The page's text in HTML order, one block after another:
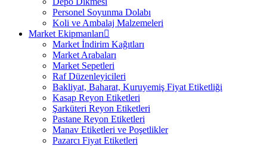
Personel Soyunma Dolabı
Koli ve Ambalaj Malzemeleri
Market Ekipmanları
Market İndirim Kağıtları
Market Arabaları
Market Sepetleri
Raf Düzenleyicileri
Bakliyat, Baharat, Kuruyemiş Fiyat Etiketliği
Kasap Reyon Etiketleri
Şarküteri Reyon Etiketleri
Pastane Reyon Etiketleri
Manav Etiketleri ve Poşetlikler
Pazarcı Fiyat Etiketleri